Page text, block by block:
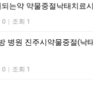
는약 약물중절낙태치료
0 | 조회 1
병원 진주시약물중절(낙
0 | 조회 1